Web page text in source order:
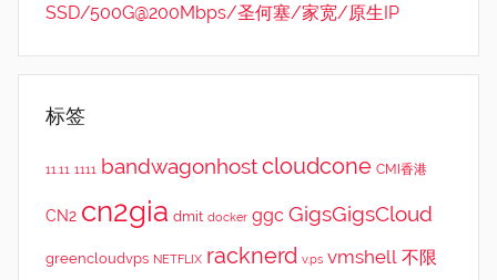
SSD/500G@200Mbps/圣何塞/家宽/原生IP
标签
11.11 1111 bandwagonhostcloudcone CMI香港
CN2 cn2gia dmit docker ggc GigsGigsCloud
greencloudvps NETFLIX racknerd v.ps vmshell 不限